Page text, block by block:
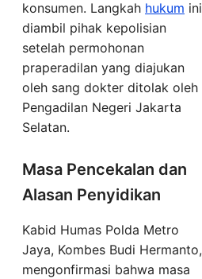
konsumen. Langkah hukum ini
diambil pihak kepolisian
setelah permohonan
praperadilan yang diajukan
oleh sang dokter ditolak oleh
Pengadilan Negeri Jakarta
Selatan.
Masa Pencekalan dan
Alasan Penyidikan
Kabid Humas Polda Metro
Jaya, Kombes Budi Hermanto,
mengonfirmasi bahwa masa